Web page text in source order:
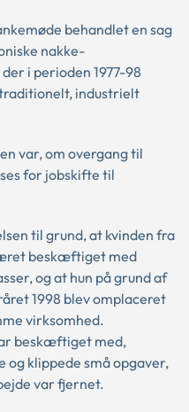
behandlet en sag
nakke-
i perioden 1977-98
industrielt
var, om overgang til
for jobskifte til
til grund, at kvinden fra
beskæftiget med
og at hun på grund af
1998 blev omplaceret
virksomhed.
beskæftiget med,
og klippede små opgaver,
var fjernet.